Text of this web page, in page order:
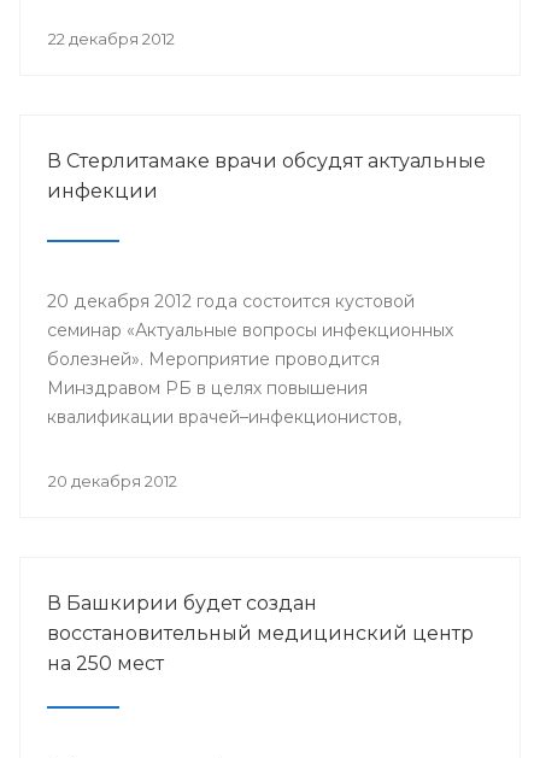
БГМУ.
22 декабря 2012
В Стерлитамаке врачи обсудят актуальные
инфекции
20 декабря 2012 года состоится кустовой
семинар «Актуальные вопросы инфекционных
болезней». Мероприятие проводится
Минздравом РБ в целях повышения
квалификации врачей–инфекционистов,
врачей станций скорой медицинской помощи
20 декабря 2012
В Башкирии будет создан
восстановительный медицинский центр
на 250 мест